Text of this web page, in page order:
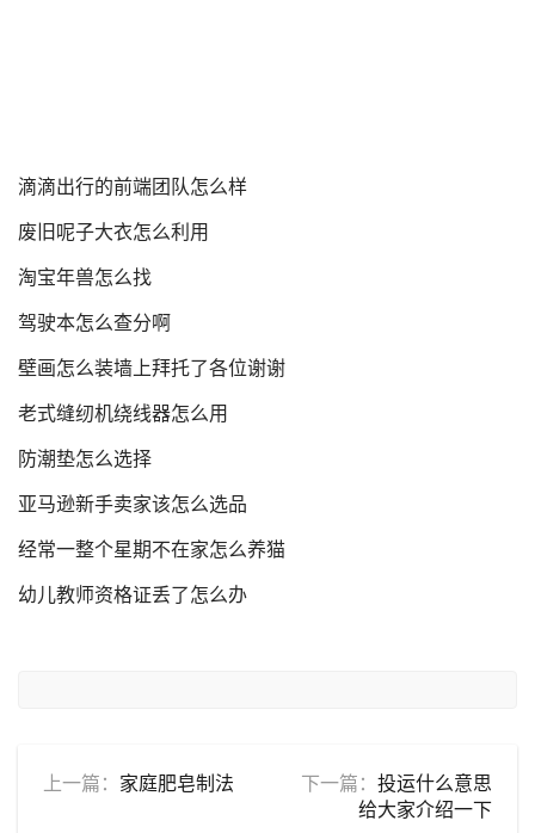
滴滴出行的前端团队怎么样
废旧呢子大衣怎么利用
淘宝年兽怎么找
驾驶本怎么查分啊
壁画怎么装墙上拜托了各位谢谢
老式缝纫机绕线器怎么用
防潮垫怎么选择
亚马逊新手卖家该怎么选品
经常一整个星期不在家怎么养猫
幼儿教师资格证丢了怎么办
上一篇： 家庭肥皂制法 下一篇： 投运什么意思
给大家介绍一下